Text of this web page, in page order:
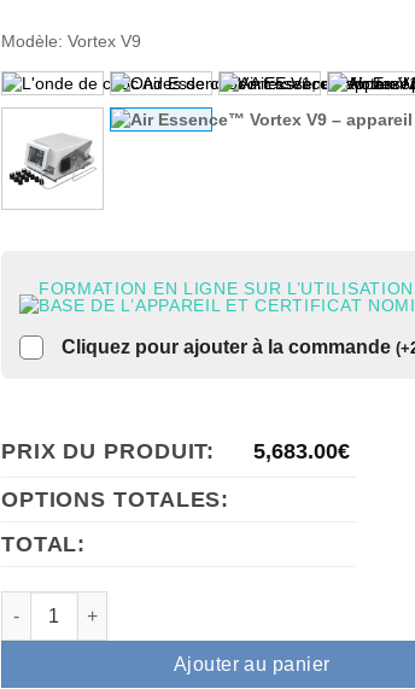
Modèle: Vortex V9
FORMATION EN LIGNE SUR
BASE DE L’APPAREIL ET CERTIFICAT
Cliquez pour ajouter à la commande (+
PRIX DU PRODUIT: 5,683.00€
OPTIONS TOTALES:
TOTAL:
quantité de Air Essence™ Vortex V9 – appareil à
Ajouter au panier